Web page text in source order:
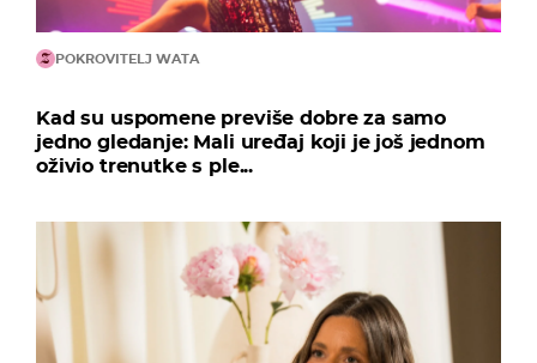
POKROVITELJ WATA
Kad su uspomene previše dobre za samo
jedno gledanje: Mali uređaj koji je još jednom
oživio trenutke s ple...